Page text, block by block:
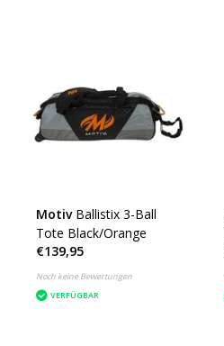
Motiv Ballistix 3-Ball
Tote Black/Orange
€139,95
Noch keine Bewertungen
VERFÜGBAR